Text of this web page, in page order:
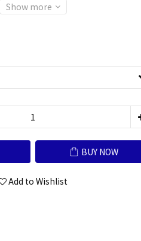
Show more
BUY NOW
Add to Wishlist